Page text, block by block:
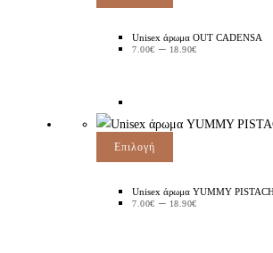
Unisex άρωμα OUT CADENSA
7.00€ – 18.90€
Επιλογή
Unisex άρωμα YUMMY
7.00€ – 18.90€